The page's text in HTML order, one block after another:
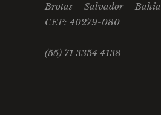
Brotas – Salvador – Bahia
CEP: 40279-080
(55) 71 3354 4138